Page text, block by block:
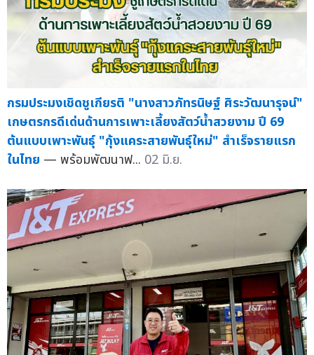
กรมประมงเชิดชูเกียรติ "นางสาวภัทรนิษฐ์ ศิระวัฒนารุจน์"
เกษตรกรดีเด่นด้านการเพาะเลี้ยงสัตว์น้ำสวยงาม ปี 69
ต้นแบบเพาะพันธุ์ "กุ้งแคระสายพันธุ์ใหม่" สำเร็จรายแรก
ในไทย — พร้อมพัฒนาฟ... 02 มิ.ย.